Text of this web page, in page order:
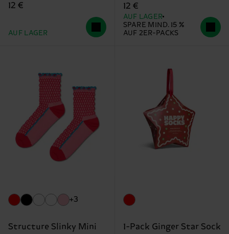
12 €
AUF LAGER
12 €
AUF LAGER
SPARE MIND. 15 %
AUF 2ER-PACKS
+3
Structure Slinky Mini
1-Pack Ginger Star Sock